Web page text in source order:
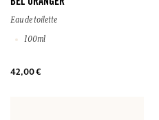
Eau de toilette
100ml
42,00 €